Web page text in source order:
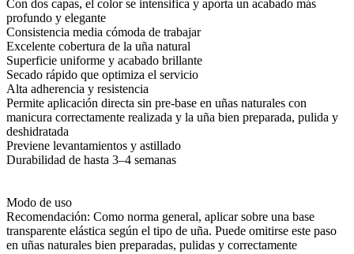
Con dos capas, el color se intensifica y aporta un acabado más
profundo y elegante
Consistencia media cómoda de trabajar
Excelente cobertura de la uña natural
Superficie uniforme y acabado brillante
Secado rápido que optimiza el servicio
Alta adherencia y resistencia
Permite aplicación directa sin pre-base en uñas naturales con
manicura correctamente realizada y la uña bien preparada, pulida y
deshidratada
Previene levantamientos y astillado
Durabilidad de hasta 3–4 semanas
Modo de uso
Recomendación: Como norma general, aplicar sobre una base
transparente elástica según el tipo de uña. Puede omitirse este paso
en uñas naturales bien preparadas, pulidas y correctamente